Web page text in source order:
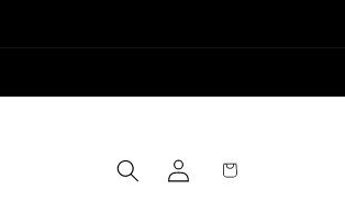
Log
ind
Indkøbskurv